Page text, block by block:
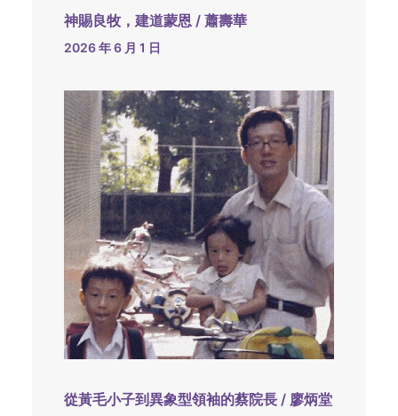
神賜良牧，建道蒙恩 / 蕭壽華
2026 年 6 月 1 日
從黃毛小子到異象型領袖的蔡院長 / 廖炳堂